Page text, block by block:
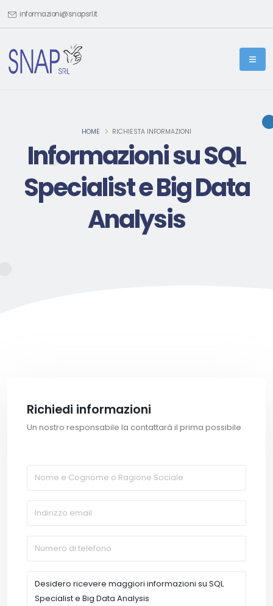
informazioni@snapsrl.it
HOME RICHIESTA INFORMAZIONI
Informazioni su SQL
Specialist e Big Data
Analysis
Richiedi informazioni
Un nostro responsabile la contattarà il prima possibile